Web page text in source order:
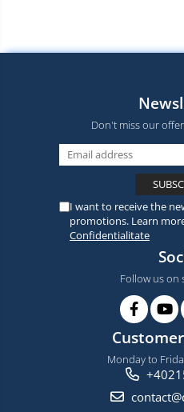
Don't miss our
I want to receive the
promotions. Learn
Confidentialitate
Follow us on
Monday to